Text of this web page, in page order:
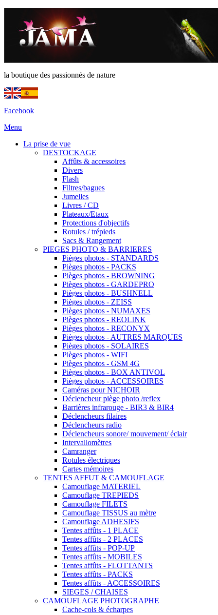
la boutique des passionnés de nature
Facebook
Menu
La prise de vue
DESTOCKAGE
Affûts & accessoires
Divers
Flash
Filtres/bagues
Jumelles
Livres / CD
Plateaux/Etaux
Protections d'objectifs
Rotules / trépieds
Sacs & Rangement
PIEGES PHOTO & BARRIERES
Pièges photos - STANDARDS
Pièges photos - PACKS
Pièges photos - BROWNING
Pièges photos - GARDEPRO
Pièges photos - BUSHNELL
Pièges photos - ZEISS
Pièges photos - NUMAXES
Pièges photos - REOLINK
Pièges photos - RECONYX
Pièges photos - AUTRES MARQUES
Pièges photos - SOLAIRES
Pièges photos - WIFI
Pièges photos - GSM 4G
Pièges photos - BOX ANTIVOL
Pièges photos - ACCESSOIRES
Caméras pour NICHOIR
Déclencheur piège photo /reflex
Barrières infrarouge - BIR3 & BIR4
Déclencheurs filaires
Déclencheurs radio
Déclencheurs sonore/ mouvement/ éclair
Intervallomètres
Camranger
Rotules électriques
Cartes mémoires
TENTES AFFUT & CAMOUFLAGE
Camouflage MATERIEL
Camouflage TREPIEDS
Camouflage FILETS
Camouflage TISSUS au mètre
Camouflage ADHESIFS
Tentes affûts - 1 PLACE
Tentes affûts - 2 PLACES
Tentes affûts - POP-UP
Tentes affûts - MOBILES
Tentes affûts - FLOTTANTS
Tentes affûts - PACKS
Tentes affûts - ACCESSOIRES
SIEGES / CHAISES
CAMOUFLAGE PHOTOGRAPHE
Cache-cols & écharpes